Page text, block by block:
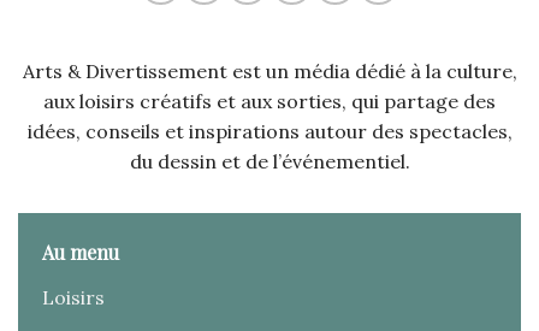
Arts & Divertissement est un média dédié à la culture,
aux loisirs créatifs et aux sorties, qui partage des
idées, conseils et inspirations autour des spectacles,
du dessin et de l’événementiel.
Au menu
Loisirs